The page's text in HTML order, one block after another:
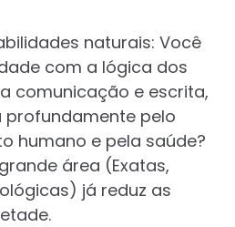
naturais: Você
com a lógica dos
comunicação e escrita,
profundamente pelo
humano e pela saúde?
área (Exatas,
já reduz as